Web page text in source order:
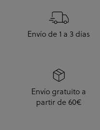
Envío de 1 a 3 días
Envío gratuito a
partir de 60€